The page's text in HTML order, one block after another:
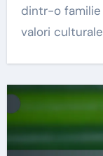
dintr-o
valori